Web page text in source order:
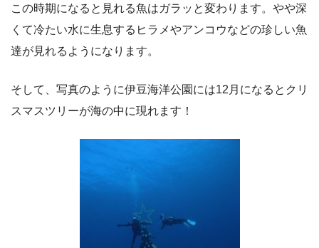
この時期になると見れる魚はガラッと変わります。やや深
くて冷たい水に生息するヒラメやアンコウなどの珍しい魚
達が見れるようになります。
そして、写真のように伊豆海洋公園には12月になるとクリ
スマスツリーが海の中に現れます！